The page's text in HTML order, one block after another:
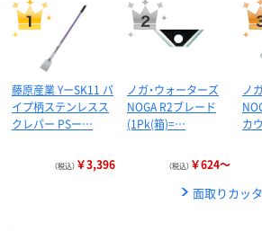
藤原産業 YーSK11 パ
イプ柄ステンレスス
クレパー PSー…
（税込） ￥3,396
ノガ・ウォーターズ
NOGA R2ブレード
(1Pk(箱)=…
（税込） ￥624～
ノ
カ
面取りカッ